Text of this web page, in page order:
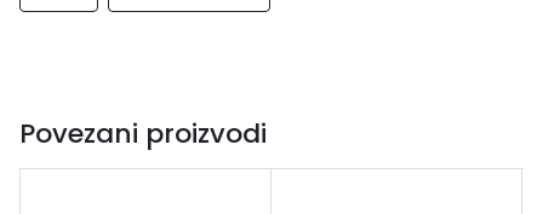
Povezani proizvodi